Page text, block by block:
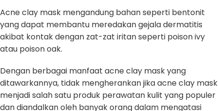
Acne clay mask mengandung bahan seperti bentonit
yang dapat membantu meredakan gejala dermatitis
akibat kontak dengan zat-zat iritan seperti poison ivy
atau poison oak.
Dengan berbagai manfaat acne clay mask yang
ditawarkannya, tidak mengherankan jika acne clay mask
menjadi salah satu produk perawatan kulit yang populer
dan diandalkan oleh banyak orang dalam mengatasi